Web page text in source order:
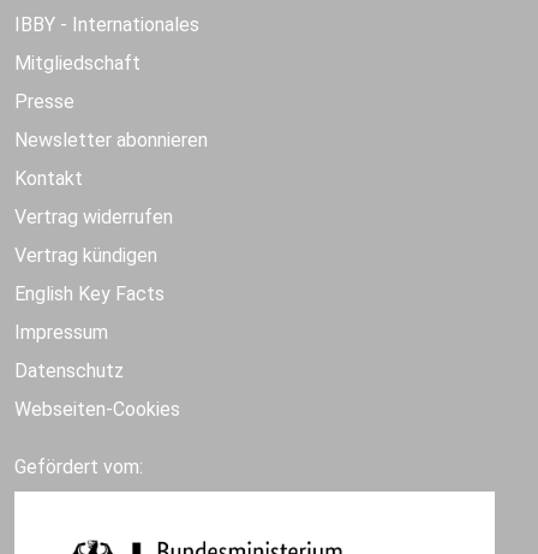
IBBY - Internationales
Mitgliedschaft
Presse
Newsletter abonnieren
Kontakt
Vertrag widerrufen
Vertrag kündigen
English Key Facts
Impressum
Datenschutz
Webseiten-Cookies
Gefördert vom: